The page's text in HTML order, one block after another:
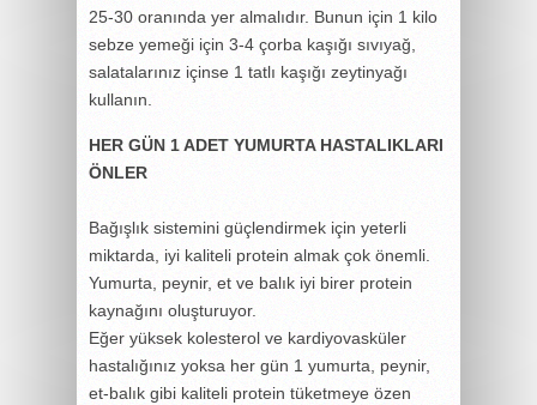
25-30 oranında yer almalıdır. Bunun için 1 kilo
sebze yemeği için 3-4 çorba kaşığı sıvıyağ,
salatalarınız içinse 1 tatlı kaşığı zeytinyağı
kullanın.
HER GÜN 1 ADET YUMURTA HASTALIKLARI
ÖNLER
Bağışlık sistemini güçlendirmek için yeterli
miktarda, iyi kaliteli protein almak çok önemli.
Yumurta, peynir, et ve balık iyi birer protein
kaynağını oluşturuyor.
Eğer yüksek kolesterol ve kardiyovasküler
hastalığınız yoksa her gün 1 yumurta, peynir,
et-balık gibi kaliteli protein tüketmeye özen